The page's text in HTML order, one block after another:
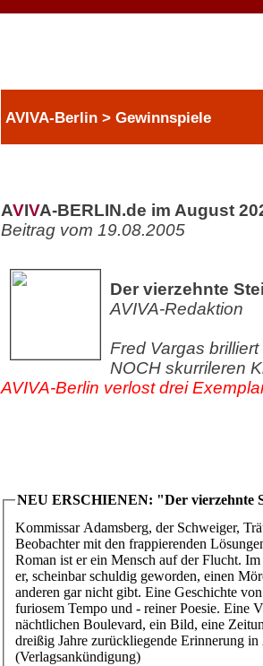
AVIVA-Berlin > Gewinnspiele
AVIVA-BERLIN.de im August
Beitrag vom 19.08.2005
Der vierzehnte
AVIVA-Redaktion
Fred Vargas
NOCH skurrileren
AVIVA-Berlin verlost drei
NEU ERSCHIENEN: "Der vierzehnte
Kommissar Adamsberg, der Schweiger,
Beobachter mit den frappierenden
Roman ist er ein Mensch auf der Flucht.
er, scheinbar schuldig geworden, einen
anderen gar nicht gibt. Eine Geschichte
furiosem Tempo und - reiner Poesie. Eine
nächtlichen Boulevard, ein Bild, eine
dreißig Jahre zurückliegende Erinnerung in
(Verlagsankündigung)